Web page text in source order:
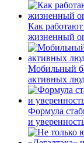
Как
жизненный
Мобильный
активных
Формула
и